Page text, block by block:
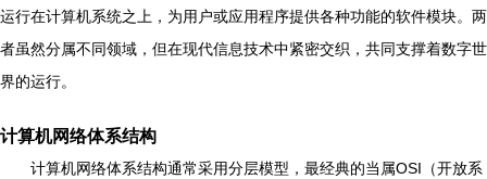
运行在计算机系统之上，为用户或应用程序提供各种功能的软件模块。两
者虽然分属不同领域，但在现代信息技术中紧密交织，共同支撑着数字世
界的运行。
计算机网络体系结构
计算机网络体系结构通常采用分层模型，最经典的当属OSI（开放系